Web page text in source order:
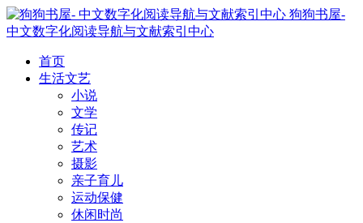
狗狗书屋-
中文数字化阅读导航与文献索引中心
首页
生活文艺
小说
文学
传记
艺术
摄影
亲子育儿
运动保健
休闲时尚